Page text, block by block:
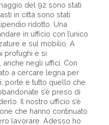
del 92 sono stati
in città sono stati
ridotto. Una
in ufficio con l’unico
e sul mobilio. A
profughi e si
negli uffici. Con
a cercare legna per
porte e tutto quello che
s’è preso di
Il nostro ufficio s’è
che hanno continuato
lavorare. Adesso ho